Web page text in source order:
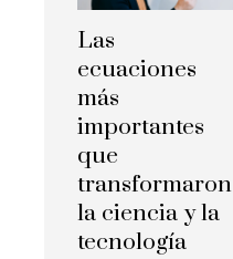
Las
ecuaciones
más
importantes
que
transformaron
la ciencia y la
tecnología